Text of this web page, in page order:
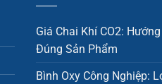
Giá Chai Khí CO2:
Đúng Sản Phẩm
Bình Oxy Công Nghiệp: